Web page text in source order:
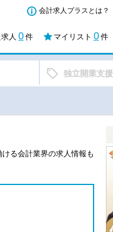
会計求人プラスとは？
人 0 件 マイリスト 0 件
独立開業支援
る会計業界の求人情報も